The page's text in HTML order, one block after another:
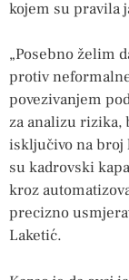
kojem su pravila
„Posebno želim
protiv
povezivanjem
za analizu rizika,
isključivo na broj
su kadrovski
kroz
precizno
Laketić.